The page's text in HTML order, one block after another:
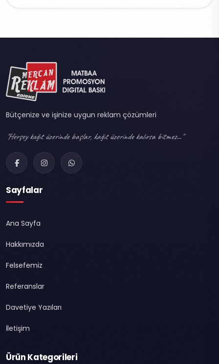
Bütçenize ve işinize uygun reklam çözümleri
"Herşey kağıt üzerinde başlar, kağıt üzerinde kalırsa bitmez..."
Sayfalar
Ana Sayfa
Hakkımızda
Felsefemiz
Referanslar
Davetiye Yazıları
İletişim
Ürün Kategorileri